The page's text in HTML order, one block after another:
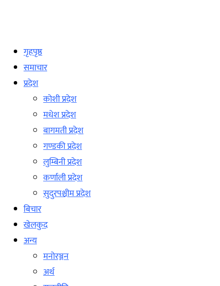
गृहपृष्ठ
समाचार
प्रदेश
कोशी प्रदेश
मधेश प्रदेश
बागमती प्रदेश
गण्डकी प्रदेश
लुम्बिनी प्रदेश
कर्णाली प्रदेश
सुदुरपश्चीम प्रदेश
बिचार
खेलकुद
अन्य
मनोरञ्जन
अर्थ